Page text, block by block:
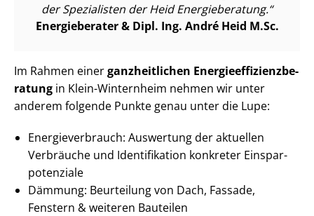
der Spezialisten der Heid Energieberatung.
Energieberater & Dipl. Ing. André Heid M.Sc.
Im Rahmen einerganzheitlichen En­er­gie­ef­fi­zi­enz­be­
ra­tung in Klein-Winternheim nehmen wir unter
anderem folgende Punkte genau unter die Lupe:
En­er­gie­ver­brauch: Auswertung der aktuellen
Verbräuche und Identifikation konkreter Ein­spar­
po­ten­zia­le
Dämmung: Beurteilung von Dach, Fassade,
Fenstern & weiteren Bauteilen